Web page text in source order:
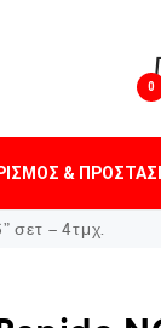
0
&
σετ – 4τμχ.